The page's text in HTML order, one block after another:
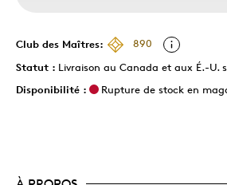
Club des Maîtres:
890
Statut : Livraison au Canada et aux É.-U.
Disponibilité :
Rupture de stock en